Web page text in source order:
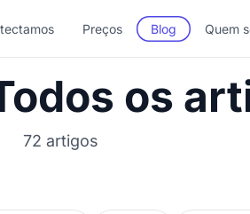
Preços Blog Quem
os
72 artigos